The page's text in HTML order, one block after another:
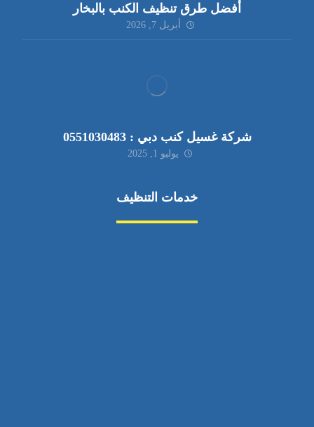
أفضل طرق تنظيف الكنب بالبخار
أبريل 7, 2026
شركة غسيل كنب دبي : 0551030483
يوليو 1, 2025
خدمات التنظيف